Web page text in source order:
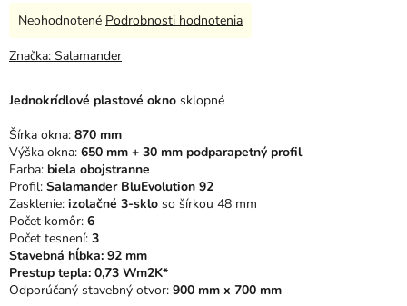
Jednokrídlové plastové okno sklopné
Šírka okna: 870 mm
Výška okna: 650 mm + 30 mm podparapetný profil
Farba: biela obojstranne
Profil: Salamander BluEvolution 92
Zasklenie: izolačné 3-sklo so šírkou 48 mm
Počet komôr: 6
Počet tesnení: 3
Stavebná hĺbka: 92 mm
Prestup tepla: 0,73 Wm2K*
Odporúčaný stavebný otvor: 900 mm x 700 mm
Priemerné
produktu
z
hviezdičiek.
Neohodnotené Podrobnosti hodnotenia
Značka: Salamander